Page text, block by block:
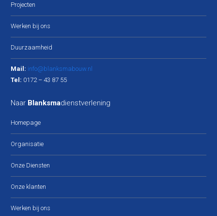
Projecten
Werken bij ons
Duurzaamheid
Mail: info@blanksmabouw.nl
Tel: 0172 – 43 87 55
Naar Blanksmadienstverlening
Homepage
Organisatie
Onze Diensten
Onze klanten
Werken bij ons